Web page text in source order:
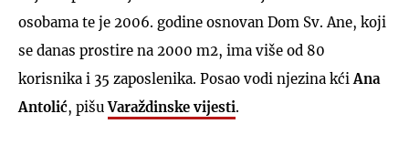
osobama te je 2006. godine osnovan Dom Sv. Ane, koji
se danas prostire na 2000 m2, ima više od 80
korisnika i 35 zaposlenika. Posao vodi njezina kći Ana
Antolić, pišuVaraždinske vijesti.